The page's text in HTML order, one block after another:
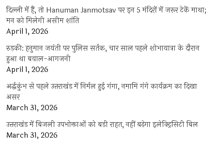
दिल्ली में हैं, तो Hanuman Janmotsav पर इन 5 मंदिरों में जरूर टेकें माथा;
मन को मिलेगी असीम शांति
April 1, 2026
रुड़की: हनुमान जयंती पर पुलिस सर्तक, चार साल पहले शोभायात्रा के दौरान
हुआ था बवाल-आगजनी
April 1, 2026
अर्द्धकुंभ से पहले उत्तराखंड में निर्मल हुई गंगा, नमामि गंगे कार्यक्रम का दिखा
असर
March 31, 2026
उत्तराखंड में बिजली उपभोक्ताओं को बड़ी राहत, नहीं बढ़ेगा इलेक्ट्रिसिटी बिल
March 31, 2026